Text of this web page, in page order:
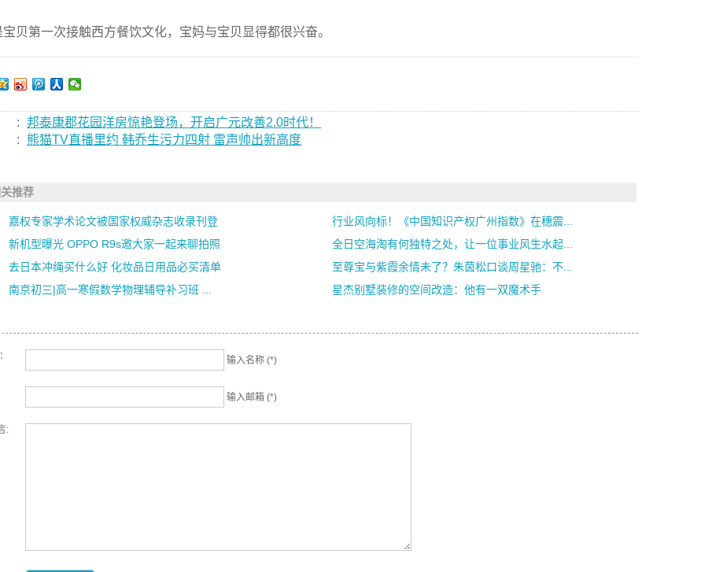
宝贝第一次接触西方餐饮文化，宝妈与宝贝显得都很兴奋。
:
邦泰康郡花园洋房惊艳登场，开启广元改善2.0时代！
:
熊猫TV直播里约 韩乔生污力四射 雷声帅出新高度
推荐
嘉权专家学术论文被国家权威杂志收录刊登
行业风向标！《中国知识产权广州指数》在穗震...
新机型曝光 OPPO R9s邀大家一起来聊拍照
全日空海淘有何独特之处，让一位事业风生水起...
去日本冲绳买什么好 化妆品日用品必买清单
至尊宝与紫霞余情未了？朱茵松口谈周星驰：不...
南京初三|高一寒假数学物理辅导补习班 ...
星杰别墅装修的空间改造：他有一双魔术手
输入名称 (*)
输入邮箱 (*)
: